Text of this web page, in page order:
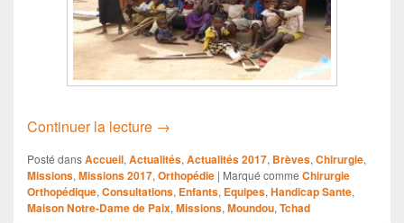
Continuer la lecture Mission n°77-Février 2017
→
Posté dansAccueil, Actualités, Actualités 2017, Brèves, Chirurgie,
Missions, Missions 2017, Orthopédie | Marqué comme Chirurgie
Orthopédique, Consultations, Enfants, Equipes, Handicap Sante,
Maison Notre-Dame de Paix, Missions, Moundou, Tchad